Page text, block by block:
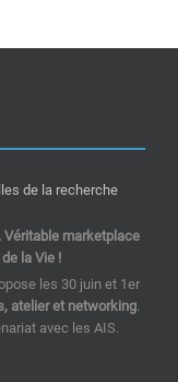
Véritable marketplace
la Vie !
les 30 juin et 1er
atelier et networking.
avec les AIS.